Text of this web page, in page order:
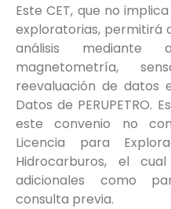
Este CET, que no
exploratorias, permitirá
análisis mediante
magnetometría,
reevaluación de datos
Datos de PERUPETRO.
este convenio no
Licencia para
Hidrocarburos, el
adicionales como
consulta previa.